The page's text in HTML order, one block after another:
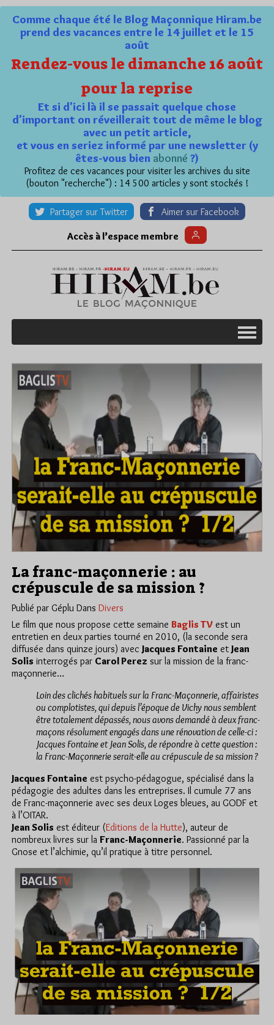
Comme chaque été le Blog Maçonnique Hiram.be
prend des vacances entre le 14 juillet et le 15
août
Rendez-vous le dimanche 16 août
pour la reprise
Et si d'ici là il se passait quelque chose
d'important on réveillerait tout de même le blog
avec un petit article,
et vous en seriez informé par une newsletter (y
êtes-vous bien abonné ?)
Profitez de ces vacances pour visiter les archives du site
(bouton "recherche") : 14 500 articles y sont stockés !
Partager sur Twitter Aimer sur Facebook
Accès à l’espace membre
La franc-maçonnerie : au
crépuscule de sa mission ?
Publié par Géplu Dans Divers
Le film que nous propose cette semaine Baglis TV est un
entretien en deux parties tourné en 2010, (la seconde sera
diffusée dans quinze jours) avec Jacques Fontaine et Jean
Solis interrogés par Carol Perez sur la mission de la franc-
maçonnerie…
Loin des clichés habituels sur la Franc-Maçonnerie, affairistes
ou complotistes, qui depuis l’époque de Vichy nous semblent
être totalement dépassés, nous avons demandé à deux franc-
maçons résolument engagés dans une rénovation de celle-ci :
Jacques Fontaine et Jean Solis, de répondre à cette question :
la Franc-Maçonnerie serait-elle au crépuscule de sa mission ?
Jacques Fontaine est psycho-pédagogue, spécialisé dans la
pédagogie des adultes dans les entreprises. Il cumule 77 ans
de Franc-maçonnerie avec ses deux Loges bleues, au GODF et
à l’OITAR.
Jean Solis est éditeur (Editions de la Hutte), auteur de
nombreux livres sur la Franc-Maçonnerie. Passionné par la
Gnose et l’alchimie, qu’il pratique à titre personnel.